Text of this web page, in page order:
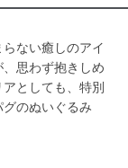
ない癒しのアイ
思わず抱きしめ
としても、特別
のぬいぐるみ